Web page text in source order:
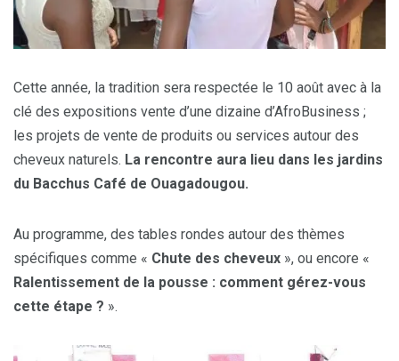
Cette année, la tradition sera respectée le 10 août avec à la
clé des expositions vente d’une dizaine d’AfroBusiness ;
les projets de vente de produits ou services autour des
cheveux naturels. La rencontre aura lieu dans les jardins
du Bacchus Café de Ouagadougou.
Au programme, des tables rondes autour des thèmes
spécifiques comme « Chute des cheveux », ou encore «
Ralentissement de la pousse : comment gérez-vous
cette étape ? ».